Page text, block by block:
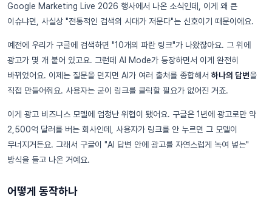
Google Marketing Live 2026 행사에서 나온 소식인데, 이게 왜 큰
이슈냐면, 사실상 "전통적인 검색의 시대가 저문다"는 신호이기 때문이에요.
예전에 우리가 구글에 검색하면 "10개의 파란 링크"가 나왔잖아요. 그 위에
광고가 몇 개 붙어 있고요. 그런데 AI Mode가 등장하면서 이게 완전히
바뀌었어요. 이제는 질문을 던지면 AI가 여러 출처를 종합해서 하나의 답변을
직접 만들어줘요. 사용자는 굳이 링크를 클릭할 필요가 없어진 거죠.
이게 광고 비즈니스 모델에 엄청난 위협이 됐어요. 구글은 1년에 광고로만 약
2,500억 달러를 버는 회사인데, 사용자가 링크를 안 누르면 그 모델이
무너지거든요. 그래서 구글이 "AI 답변 안에 광고를 자연스럽게 녹여 넣는"
방식을 들고 나온 거예요.
어떻게 동작하나